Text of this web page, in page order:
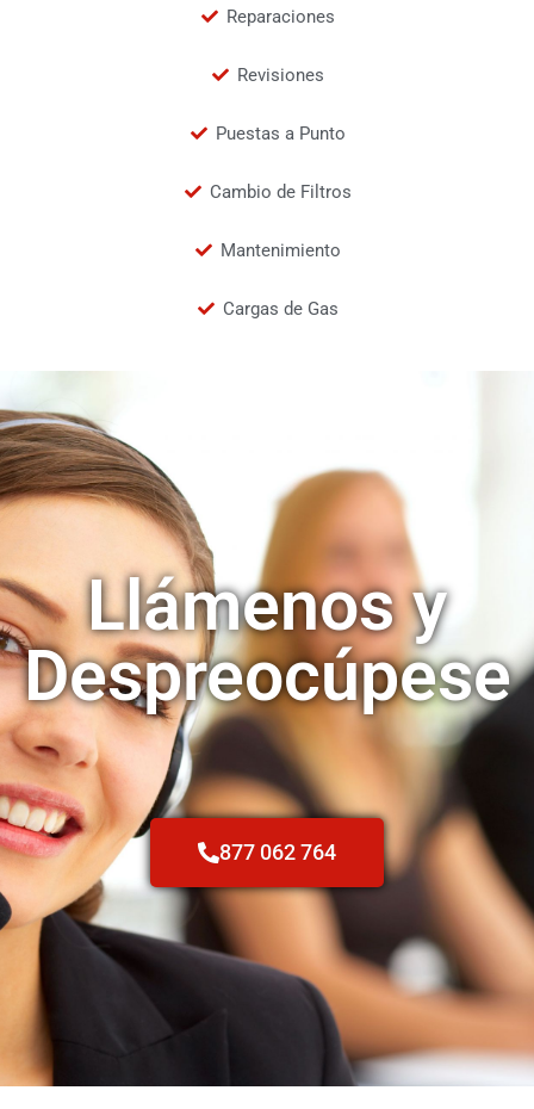
Reparaciones
Revisiones
Puestas a Punto
Cambio de Filtros
Mantenimiento
Cargas de Gas
Llámenos y
Despreocúpese
877 062 764